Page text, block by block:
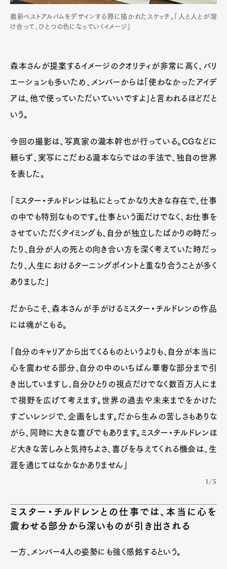
最新ベストアルバムをデザインする際に描かれたスケッチ。「人と人とが溶
け合って、ひとつの色になっていくイメージ」
森本さんが提案するイメージのクオリティが非常に高く、バリ
エーションも多いため、メンバーからは「使わなかったアイデ
アは、他で使っていただいていいですよ」と言われるほどだと
いう。
今回の撮影は、写真家の瀧本幹也が行っている。CGなどに
頼らず、実写にこだわる瀧本ならではの手法で、独自の世界
を表した。
「ミスター・チルドレンは私にとってかなり大きな存在で、仕事
の中でも特別なものです。仕事という面だけでなく、お仕事を
させていただくタイミングも、自分が独立したばかりの時だっ
たり、自分が人の死との向き合い方を深く考えていた時だっ
たり、人生におけるターニングポイントと重なり合うことが多く
ありました」
だからこそ、森本さんが手がけるミスター・チルドレンの作品
には魂がこもる。
「自分のキャリアから出てくるものというよりも、自分が本当に
心を震わせる部分、自分の中のいちばん華奢な部分まで引
き出していますし、自分ひとりの視点だけでなく数百万人にま
で視野を広げて考えます。世界の過去や未来までをかけた
すごいレンジで、企画をします。だから生みの苦しさもありな
がら、同時に大きな喜びでもあります。ミスター・チルドレンほ
ど大きな苦しみと気持ちよさ、喜びを与えてくれる機会は、生
涯を通じてはなかなかありません」
1/5
ミスター・チルドレンとの仕事では、本当に心を
震わせる部分から深いものが引き出される
一方、メンバー4人の姿勢にも強く感銘するという。